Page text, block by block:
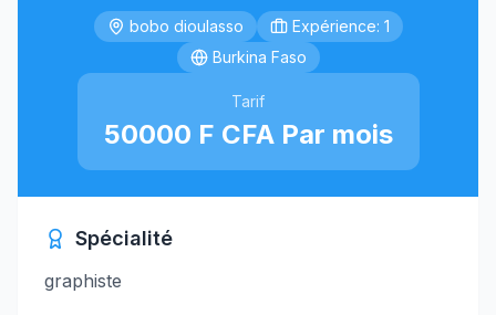
bobo dioulasso
Expérience: 1
Burkina Faso
Tarif
50000 F CFA Par mois
Spécialité
graphiste